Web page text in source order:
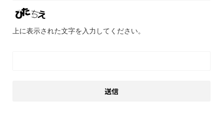
上に表示された文字を入力してください。